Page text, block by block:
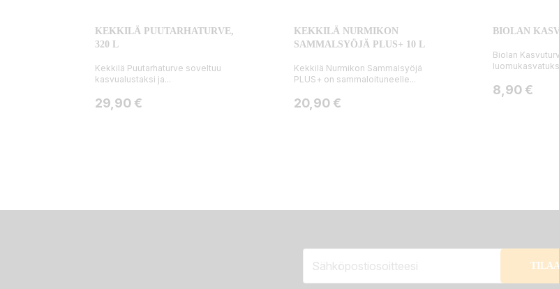
KEKKILÄ PUUTARHATURVE,
320 L
Kekkilä Puutarhaturve soveltuu
kasvualustaksi ja...
Hinta
29,90 €
KEKKILÄ NURMIKON
SAMMALSYÖJÄ PLUS+ 10 L
Kekkilä Nurmikon Sammalsyöjä
PLUS+ on sammaloituneelle...
Hinta
20,90 €
BIOLAN
Biolan
Hinta
8,90 €